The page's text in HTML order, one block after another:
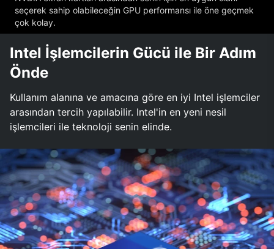
seçerek sahip olabileceğin GPU performansı ile öne geçmek
çok kolay.
Intel İşlemcilerin Gücü ile Bir Adım
Önde
Kullanım alanına ve amacına göre en iyi Intel işlemciler
arasından tercih yapılabilir. Intel'in en yeni nesil
işlemcileri ile teknoloji senin elinde.